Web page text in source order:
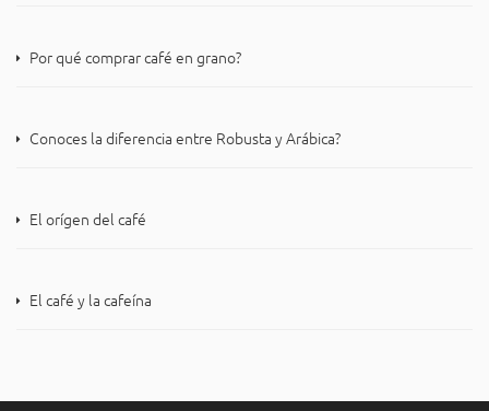
Por qué comprar café en grano?
Conoces la diferencia entre Robusta y Arábica?
El orígen del café
El café y la cafeína